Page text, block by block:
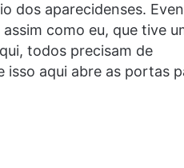
dos aparecidenses.
como eu, que tive
todos precisam de
isso aqui abre as portas